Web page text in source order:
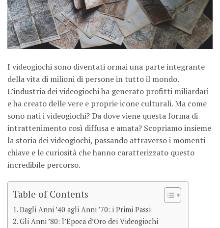
I videogiochi sono diventati ormai una parte integrante
della vita di milioni di persone in tutto il mondo.
L’industria dei videogiochi ha generato profitti miliardari
e ha creato delle vere e proprie icone culturali. Ma come
sono nati i videogiochi? Da dove viene questa forma di
intrattenimento così diffusa e amata? Scopriamo insieme
la storia dei videogiochi, passando attraverso i momenti
chiave e le curiosità che hanno caratterizzato questo
incredibile percorso.
Table of Contents
Dagli Anni ’40 agli Anni ’70: i Primi Passi
Gli Anni ’80: l’Epoca d’Oro dei Videogiochi